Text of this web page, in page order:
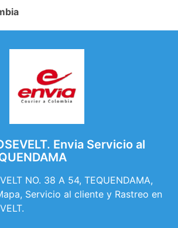
Envia Servicio al
NO. 38 A 54, TEQUENDAMA,
Servicio al cliente y Rastreo en